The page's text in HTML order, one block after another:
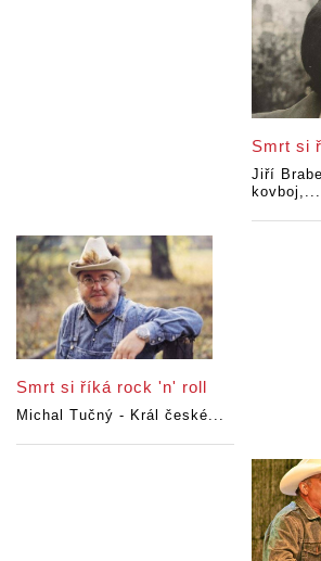
Smrt si
Jiří
kovboj,...
Smrt si říká rock 'n' roll
Michal Tučný - Král české...